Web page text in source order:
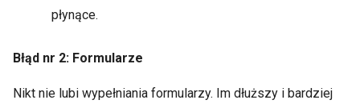
płynące.
Błąd nr 2: Formularze
Nikt nie lubi wypełniania formularzy. Im dłuższy i bardziej